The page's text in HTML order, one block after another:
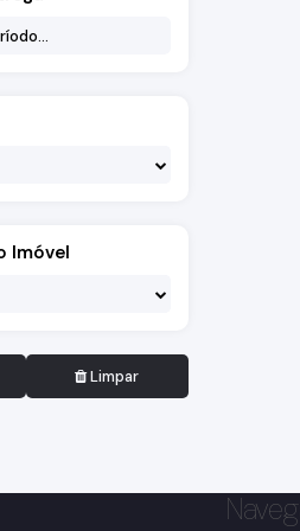
Imóvel
Limpar